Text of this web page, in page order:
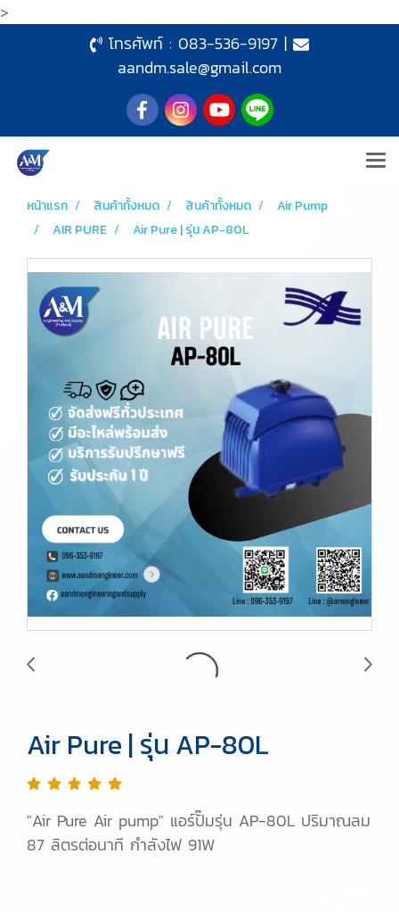
>
โทรศัพท์ : 083-536-9197|
aandm.sale@gmail.com
หน้าแรก สินค้าทั้งหมด สินค้าทั้งหมด
Air Pump
AIR PURE
Air Pure | รุ่น AP-80L
Air Pure | รุ่น AP-80L
"Air Pure Air pump" แอร์ปั๊มรุ่น AP-80L ปริมาณลม
87 ลิตรต่อนาที กำลังไฟ 91W